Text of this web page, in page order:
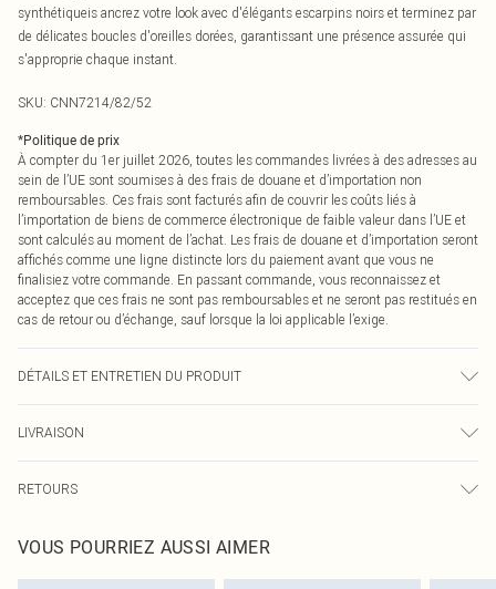
synthétiqueis ancrez votre look avec d'élégants escarpins noirs et terminez par
de délicates boucles d'oreilles dorées, garantissant une présence assurée qui
s'approprie chaque instant.
SKU: CNN7214/82/52
*Politique de prix
À compter du 1er juillet 2026, toutes les commandes livrées à des adresses au
sein de l’UE sont soumises à des frais de douane et d’importation non
remboursables. Ces frais sont facturés afin de couvrir les coûts liés à
l’importation de biens de commerce électronique de faible valeur dans l’UE et
sont calculés au moment de l’achat. Les frais de douane et d’importation seront
affichés comme une ligne distincte lors du paiement avant que vous ne
finalisiez votre commande. En passant commande, vous reconnaissez et
acceptez que ces frais ne sont pas remboursables et ne seront pas restitués en
cas de retour ou d’échange, sauf lorsque la loi applicable l’exige.
DÉTAILS ET ENTRETIEN DU PRODUIT
du tissu utilisé, la couleur peut déteindre.
LIVRAISON
Livraison express France
Jusqu'à 2-3 jours ouvrables
RETOURS
pour nous retourner un article.
Veuillez noter que nous ne pouvons pas rembourser les masques tendance, les
VOUS POURRIEZ AUSSI AIMER